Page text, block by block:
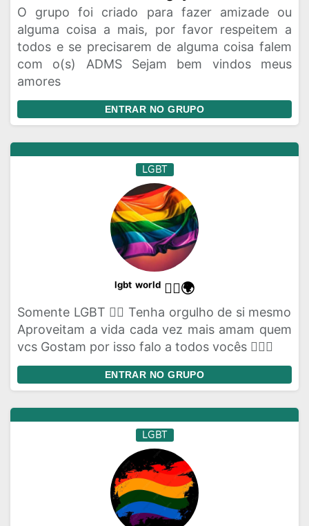
O grupo foi criado para fazer amizade ou
alguma coisa a mais, por favor respeitem a
todos e se precisarem de alguma coisa falem
com o(s) ADMS Sejam bem vindos meus
amores
ENTRAR NO GRUPO
LGBT
ˡᵍᵇᵗ ʷᵒʳˡᵈ 🏳️‍🌈🌍
Somente LGBT 🏳️‍🌈 Tenha orgulho de si mesmo
Aproveitam a vida cada vez mais amam quem
vcs Gostam por isso falo a todos vocês 🏳️‍🌈💌
ENTRAR NO GRUPO
LGBT